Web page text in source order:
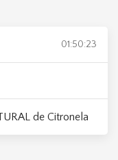
01:50:23
de Citronela